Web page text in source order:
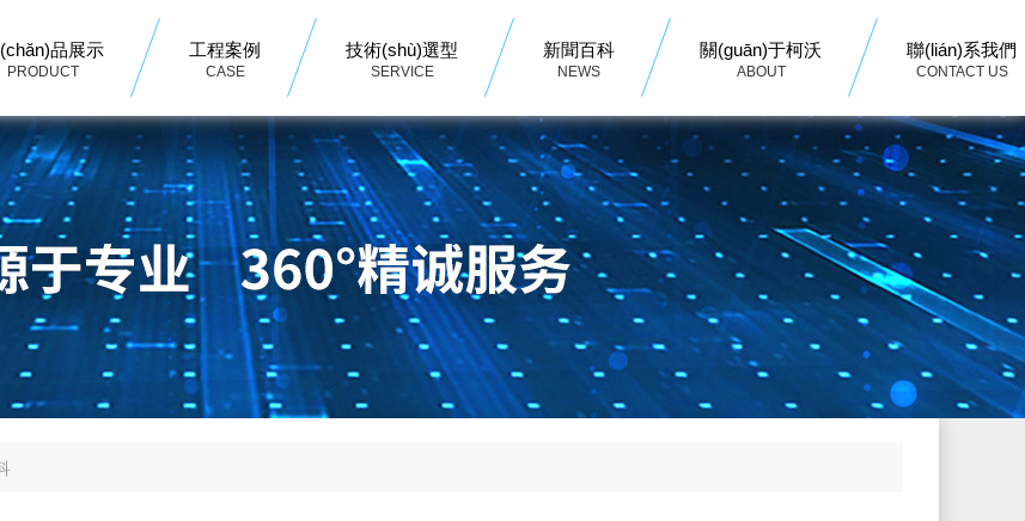
品展示
PRODUCT
工程案例
CASE
技術(shù)選型
SERVICE
新聞百科
NEWS
關(guān)于柯沃
ABOUT
聯(lián)系我們
CONTACT US